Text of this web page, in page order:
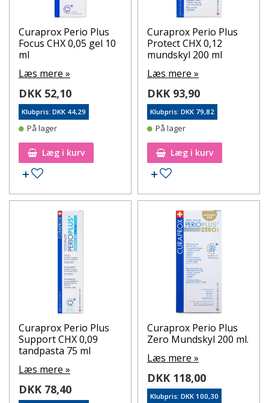
Curaprox Perio Plus
Focus CHX 0,05 gel 10
ml
Læs mere »
DKK 52,10
Klubpris: DKK 44,29
På lager
Læg i kurv
Tilføj til ønskeseddel
Curaprox Perio Plus
Protect CHX 0,12
mundskyl 200 ml
Læs mere »
DKK 93,90
Klubpris: DKK 79,82
På lager
Læg i kurv
Tilføj til ønskeseddel
Curaprox Perio Plus
Support CHX 0,09
tandpasta 75 ml
Læs mere »
DKK 78,40
Curaprox Perio Plus
Zero Mundskyl 200 ml.
Læs mere »
DKK 118,00
Klubpris: DKK 100,30